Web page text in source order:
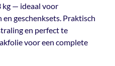
kg — ideaal voor
geschenksets. Praktisch
en perfect te
voor een complete